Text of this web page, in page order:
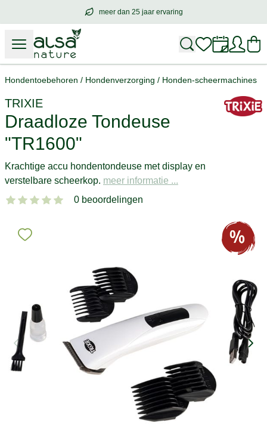
meer dan 25 jaar ervaring
meer dan25 jaar ervaring
Hondentoebehoren / Hondenverzorging / Honden-scheermachines
TRIXIE
Draadloze Tondeuse
"TR1600"
Krachtige accu hondentondeuse met display en
verstelbare scheerkop. meer informatie ...
0 beoordelingen